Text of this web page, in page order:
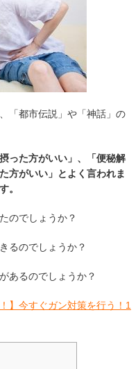
「都市伝説」や「神話」の
った方がいい」、「便秘解
方がいい」とよく言われま
。
のでしょうか？
るのでしょうか？
あるのでしょうか？
】今すぐガン対策を行う！1